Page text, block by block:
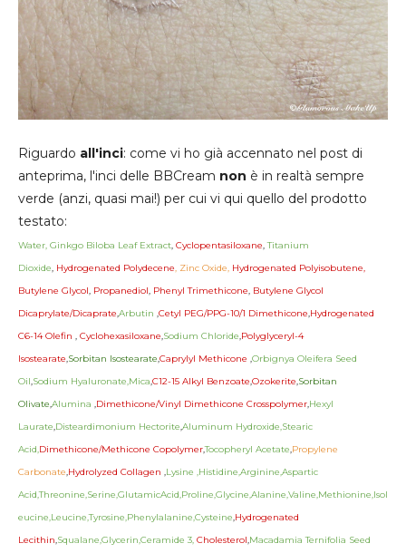
Riguardo all'inci: come vi ho già accennato nel post di
anteprima, l'inci delle BBCream non è in realtà sempre
verde (anzi, quasi mai!) per cui vi qui quello del prodotto
testato:
Water, Ginkgo Biloba Leaf Extract, Cyclopentasiloxane,Titanium
Dioxide, Hydrogenated Polydecene, Zinc Oxide, Hydrogenated Polyisobutene,
Butylene Glycol, Propanediol, Phenyl Trimethicone, Butylene Glycol
Dicaprylate/Dicaprate,Arbutin ,Cetyl PEG/PPG-10/1 Dimethicone,Hydrogenated
C6-14 Olefin , Cyclohexasiloxane,Sodium Chloride,Polyglyceryl-4
Isostearate,Sorbitan Isostearate,Caprylyl Methicone ,Orbignya Oleifera Seed
Oil,Sodium Hyaluronate,Mica,C12-15 Alkyl Benzoate,Ozokerite,Sorbitan
Olivate,Alumina ,Dimethicone/Vinyl Dimethicone Crosspolymer,Hexyl
Laurate,Disteardimonium Hectorite,Aluminum Hydroxide,Stearic
Acid,Dimethicone/Methicone Copolymer,Tocopheryl Acetate,Propylene
Carbonate,Hydrolyzed Collagen ,Lysine ,Histidine,Arginine,Aspartic
Acid,Threonine,Serine,GlutamicAcid,Proline,Glycine,Alanine,Valine,Methionine,Isol
eucine,Leucine,Tyrosine,Phenylalanine,Cysteine,Hydrogenated
Lecithin,Squalane,Glycerin,Ceramide 3, Cholesterol,Macadamia Ternifolia Seed